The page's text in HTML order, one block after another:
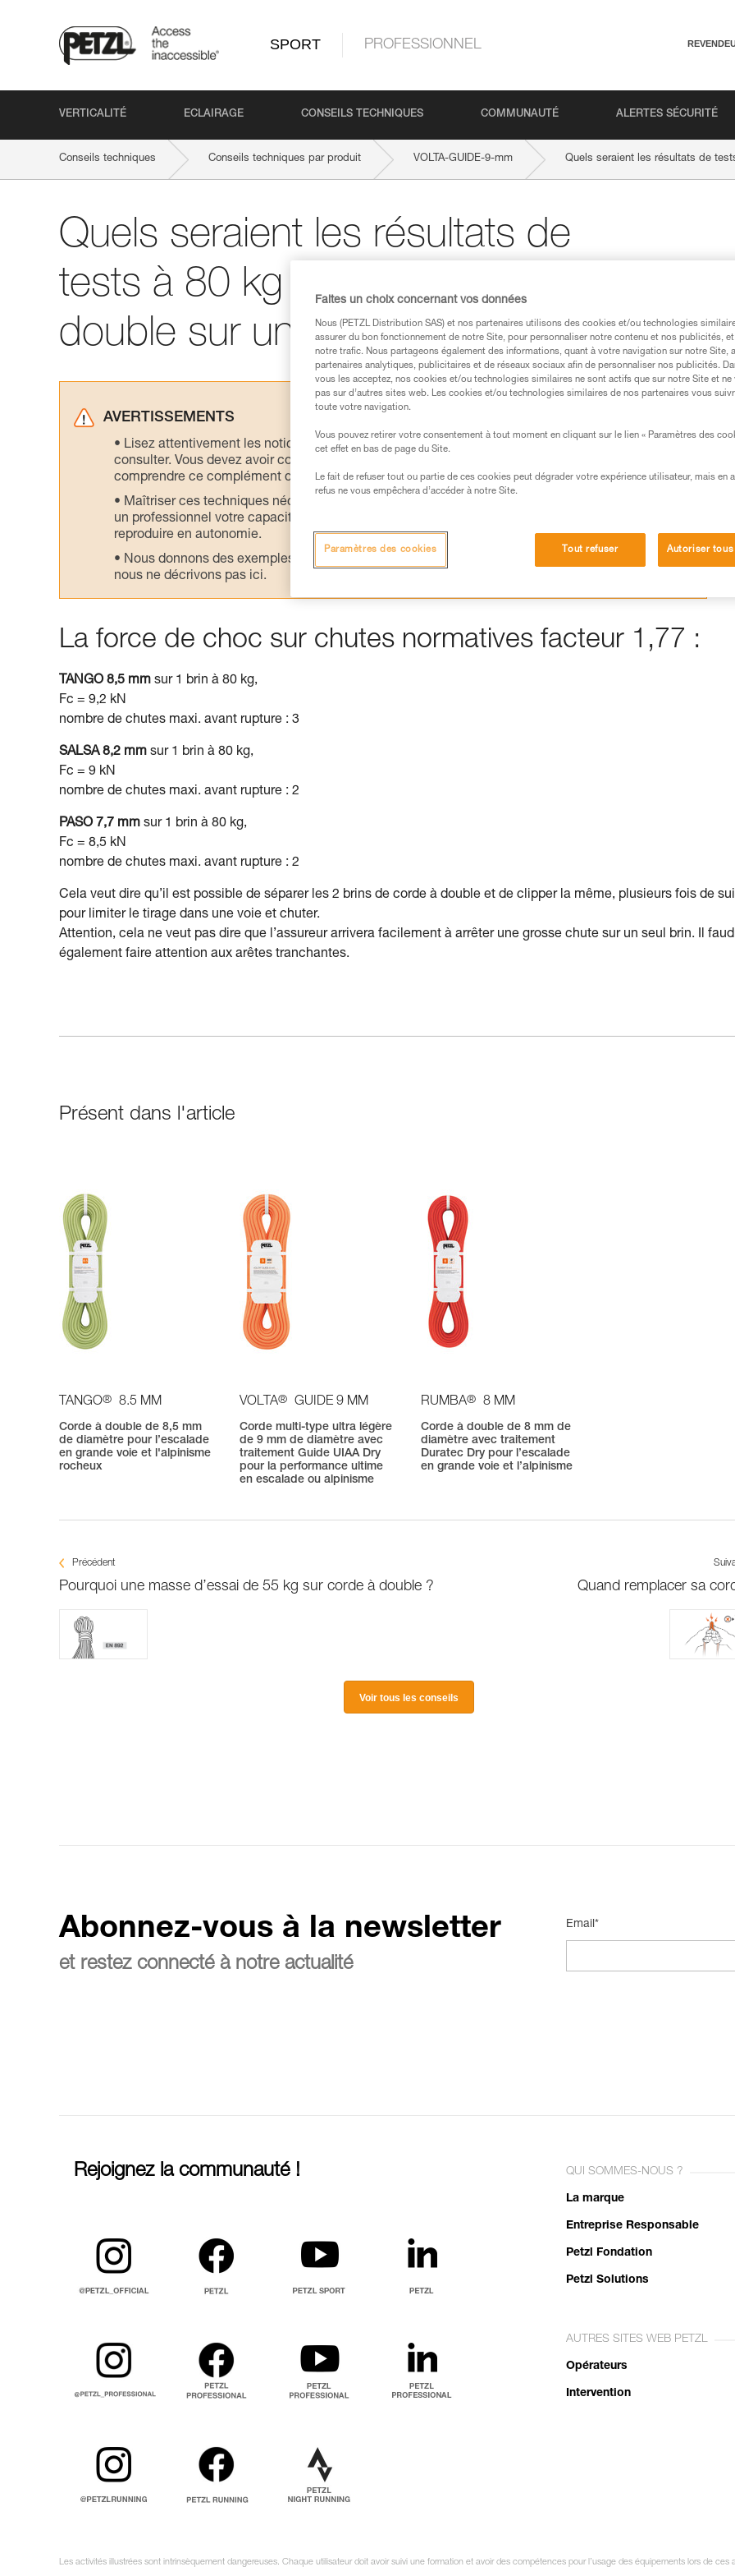
SPORT PROFESSIONNEL
VERTICALITÉ ECLAIRAGE CONSEILS TECHNIQUES COMMUNAUTÉ ALERTES SÉCURITÉ
Conseils techniques Conseils techniques par produit VOLTA-GUIDE-9-mm Quels seraient les résultats de
Quels seraient les résultats de
tests à 80 kg sur une corde à
double sur un brin ?
AVERTISSEMENTS
Lisez attentivement les notices techniques des produits utilisés dans ce conseil avant de le
consulter. Vous devez avoir compris les informations de la notice technique pour pouvoir
comprendre ce complément d’informations.
Maîtriser ces techniques nécessite une formation et un entraînement spécifique. Validez avec
un professionnel votre capacité à refaire la manipulation, seul, en toute sécurité, avant de la
reproduire en autonomie.
Nous donnons des exemples de techniques liées à votre activité. Il peut en exister d’autres que
nous ne décrivons pas ici.
La force de choc sur chutes normatives facteur 1,77 :
TANGO 8,5 mm sur 1 brin à 80 kg,
Fc = 9,2 kN
nombre de chutes maxi. avant rupture : 3
SALSA 8,2 mm sur 1 brin à 80 kg,
Fc = 9 kN
nombre de chutes maxi. avant rupture : 2
PASO 7,7 mm sur 1 brin à 80 kg,
Fc = 8,5 kN
nombre de chutes maxi. avant rupture : 2
Cela veut dire qu’il est possible de séparer les 2 brins de corde à double et de clipper la même, plusieurs fois de
pour limiter le tirage dans une voie et chuter.
Attention, cela ne veut pas dire que l’assureur arrivera facilement à arrêter une grosse chute sur un seul brin. Il
également faire attention aux arêtes tranchantes.
Présent dans l'article
TANGO® 8.5 MM
Corde à double de 8,5 mm
de diamètre pour l’escalade
en grande voie et l'alpinisme
rocheux
VOLTA® GUIDE 9 MM
Corde multi-type ultra légère
de 9 mm de diamètre avec
traitement Guide UIAA Dry
pour la performance ultime
en escalade ou alpinisme
RUMBA® 8 MM
Corde à double de 8 mm de
diamètre avec traitement
Duratec Dry pour l’escalade
en grande voie et l’alpinisme
Précédent
Pourquoi une masse d’essai de 55 kg sur corde à double ? Quand remplacer sa
Voir tous les conseils
Abonnez-vous à la newsletter
et restez connecté à notre actualité
Email*
Rejoignez la communauté ! QUI SOMMES-NOUS ?
La marque
Entreprise Responsable
Petzl Fondation
Petzl Solutions
AUTRES SITES WEB PETZL
Opérateurs
Intervention
Les activités illustrées sont intrinsèquement dangereuses. Chaque utilisateur doit avoir suivi une formation et avoir des compétences pour l’usage des équipements lors de ces
Faites un choix concernant vos données
Nous (PETZL Distribution SAS) et nos partenaires utilisons des cookies et/ou technologies
assurer du bon fonctionnement de notre Site, pour personnaliser notre contenu et nos publicités,
notre trafic. Nous partageons également des informations, quant à votre navigation sur notre Site,
partenaires analytiques, publicitaires et de réseaux sociaux afin de personnaliser nos publicités.
vous les acceptez, nos cookies et/ou technologies similaires ne sont actifs que sur notre Site et ne
pas sur d’autres sites web. Les cookies et/ou technologies similaires de nos partenaires vous
toute votre navigation.
Vous pouvez retirer votre consentement à tout moment en cliquant sur le lien « Paramètres des
cet effet en bas de page du Site.
Le fait de refuser tout ou partie de ces cookies peut dégrader votre expérience utilisateur, mais en
refus ne vous empêchera d’accéder à notre Site.
Tout refuser Autoriser
Paramètres des cookies